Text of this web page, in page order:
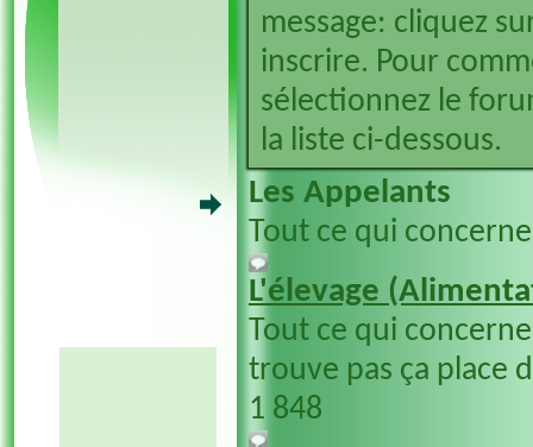
message: cliquez
inscrire. Pour
sélectionnez le
la liste ci-dessous.
Les Appelants
Tout ce qui
L'élevage
Tout ce qui
trouve pas ça place
1 848